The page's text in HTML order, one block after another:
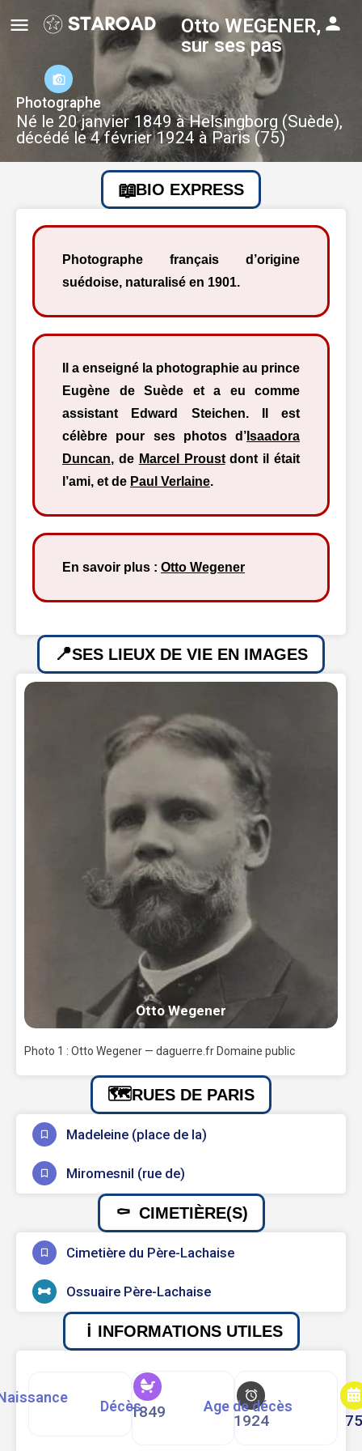
Otto WEGENER,
sur ses pas
Photographe
Né le 20 janvier 1849 à Helsingborg (Suède),
décédé le 4 février 1924 à Paris (75)
BIO EXPRESS
Photographe français d’origine
suédoise, naturalisé en 1901.
Il a enseigné la photographie au prince
Eugène de Suède et a eu comme
assistant Edward Steichen. Il est
célèbre pour ses photos d’ Isaadora
Duncan, de Marcel Proustdont il était
l’ami, et de Paul Verlaine.
En savoir plus : Otto Wegener
SES LIEUX DE VIE EN IMAGES
Otto Wegener
Photo 1 : Otto Wegener — daguerre.fr Domaine public
RUES DE PARIS
Madeleine (place de la)
Miromesnil (rue de)
CIMETIÈRE(S)
Cimetière du Père-Lachaise
Ossuaire Père-Lachaise
INFORMATIONS UTILES
1849
Décès
1924
Age de décès